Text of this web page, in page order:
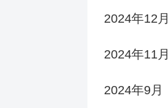
2024年12月
2024年11月
2024年9月